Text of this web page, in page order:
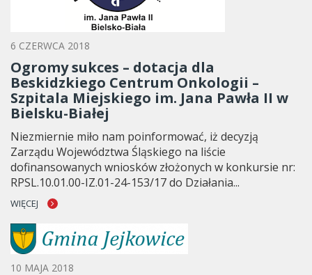
6 CZERWCA 2018
Ogromy sukces – dotacja dla
Beskidzkiego Centrum Onkologii –
Szpitala Miejskiego im. Jana Pawła II w
Bielsku-Białej
Niezmiernie miło nam poinformować, iż decyzją
Zarządu Województwa Śląskiego na liście
dofinansowanych wniosków złożonych w konkursie nr:
RPSL.10.01.00-IZ.01-24-153/17 do Działania...
WIĘCEJ
10 MAJA 2018